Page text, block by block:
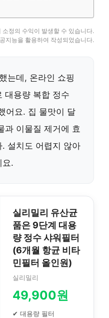
정의 수익이 발생할 수 있습니다.
지능을 활용하여 작성되었습니다.
는데, 온라인 쇼핑
대용량 복합 정수
어요. 집 물맛이 달
과 이물질 제거에 효
설치도 어렵지 않아
요.
실리밀리 유산균
품은 9단계 대용
량 정수 샤워필터
(6개월 항균 비타
민필터 올인원)
실리밀리
49,900원
✔ 대용량 필터